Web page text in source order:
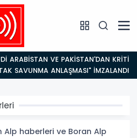
SAVUNMA ANLAŞMASI" İMZALANDI!
Alp haberleri ve Boran Alp